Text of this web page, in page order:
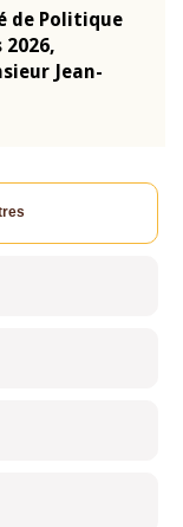
de Politique
2026,
Jean-